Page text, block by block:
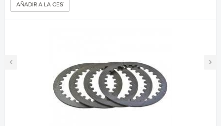
‹ ›
AÑADIR A LA CESTA